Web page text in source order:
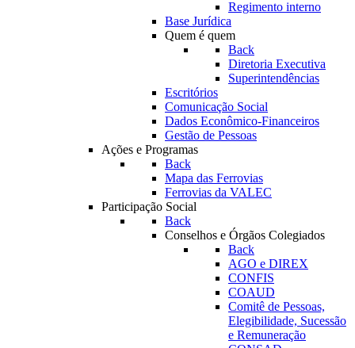
Regimento interno
Base Jurídica
Quem é quem
Back
Diretoria Executiva
Superintendências
Escritórios
Comunicação Social
Dados Econômico-Financeiros
Gestão de Pessoas
Ações e Programas
Back
Mapa das Ferrovias
Ferrovias da VALEC
Participação Social
Back
Conselhos e Órgãos Colegiados
Back
AGO e DIREX
CONFIS
COAUD
Comitê de Pessoas,
Elegibilidade, Sucessão
e Remuneração